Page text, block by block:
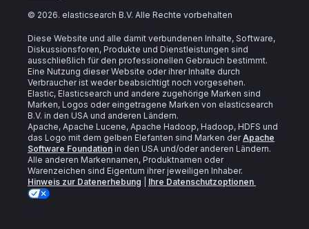
© 2026. elasticsearch B.V. Alle Rechte vorbehalten
Diese Website und alle damit verbundenen Inhalte, Software,
Diskussionsforen, Produkte und Dienstleistungen sind
ausschließlich für den professionellen Gebrauch bestimmt.
Eine Nutzung dieser Website oder ihrer Inhalte durch
Verbraucher ist weder beabsichtigt noch vorgesehen.
Elastic, Elasticsearch und andere zugehörige Marken sind
Marken, Logos oder eingetragene Marken von elasticsearch
B.V. in den USA und anderen Ländern.
Apache, Apache Lucene, Apache Hadoop, Hadoop, HDFS und
das Logo mit dem gelben Elefanten sind Marken derApache
Software Foundation in den USA und/oder anderen Ländern.
Alle anderen Markennamen, Produktnamen oder
Warenzeichen sind Eigentum ihrer jeweiligen Inhaber.
Hinweis zur Datenerhebung
Ihre Datenschutzoptionen